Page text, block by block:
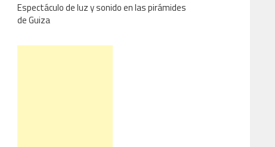
Espectáculo de luz y sonido en las pirámides
de Guiza